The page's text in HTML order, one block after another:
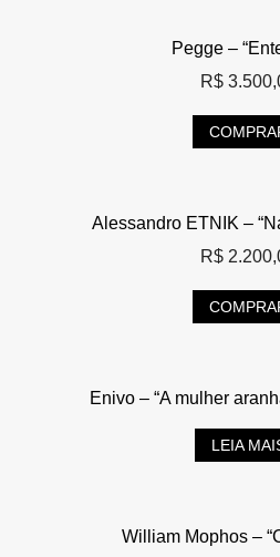
Pegge –
R$
Alessandro ETNIK –
R$
Enivo – “A mulher
LEIA
William Mophos –